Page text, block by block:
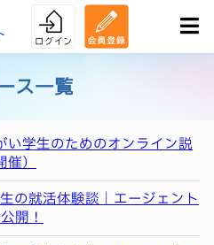
ス一覧
い学生のためのオンライン説
）
の就活体験談｜エージェント
開！